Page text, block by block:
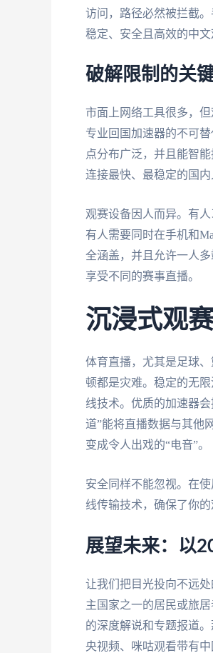
访问，路径必然被拦截
稳定、安全且高效的中文
破解限制的关
市面上网络工具很多，
专业回国加速器的不可替
点分布广泛，并且能智
连接最快、最稳定的国
观赛设备因人而异。有
有人需要同时在手机和
全涵盖，并且允许一人
享受不同的赛事直播。
沉浸式观
体育直播，尤其是足球
顿都是灾难。稳定的无
线技术。优质的加速器
道”能将直播数据与其他
变成令人出戏的“电音”。
安全同样不能忽视。在
线传输技术，确保了你
展望未来：以
让我们把目光投向不远
主国家之一的居民或旅
的深度解说和专题报道
央视频、咪咕观看带有